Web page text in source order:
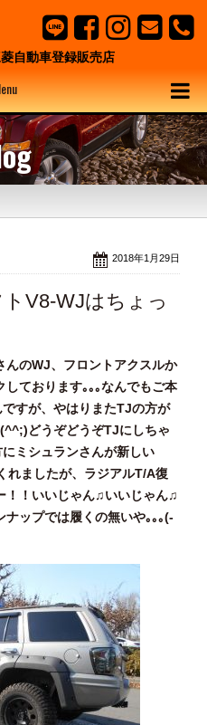
自動車登録販売店
2018年1月29日
V8-WJはちょっ
んのWJ、フロントアクスルか
ております｡｡｡なんでもご本
すが、やはりまたTJの方が
どうぞどうぞTJにしちゃ
ミシュランさんが新しい
れましたが、ラジアルT/A復
！！いいじゃん♫いいじゃん♫
ナップでは履くの無いや｡｡｡(-